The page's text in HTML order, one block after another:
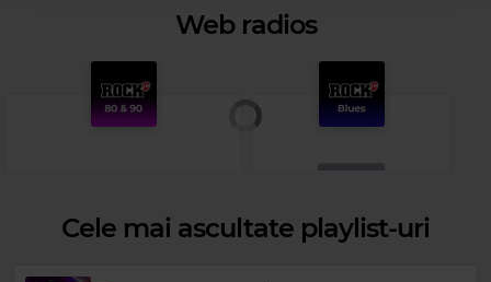
Web radios
Cele mai ascultate playlist-uri